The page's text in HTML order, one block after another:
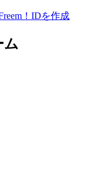
！IDを作成
ム